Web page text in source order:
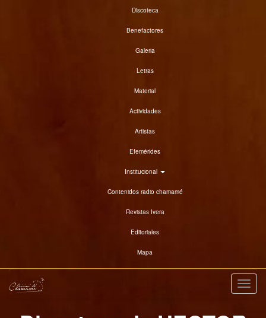
Discoteca
Benefactores
Galeria
Letras
Material
Actividades
Artistas
Efemérides
Institucional
Contenidos radio chamamé
Revistas Ivera
Editoriales
Mapa